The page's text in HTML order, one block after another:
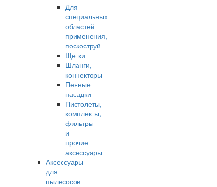
Для
специальных
областей
применения,
пескоструй
Щетки
Шланги,
коннекторы
Пенные
насадки
Пистолеты,
комплекты,
фильтры
и
прочие
аксессуары
Аксессуары
для
пылесосов